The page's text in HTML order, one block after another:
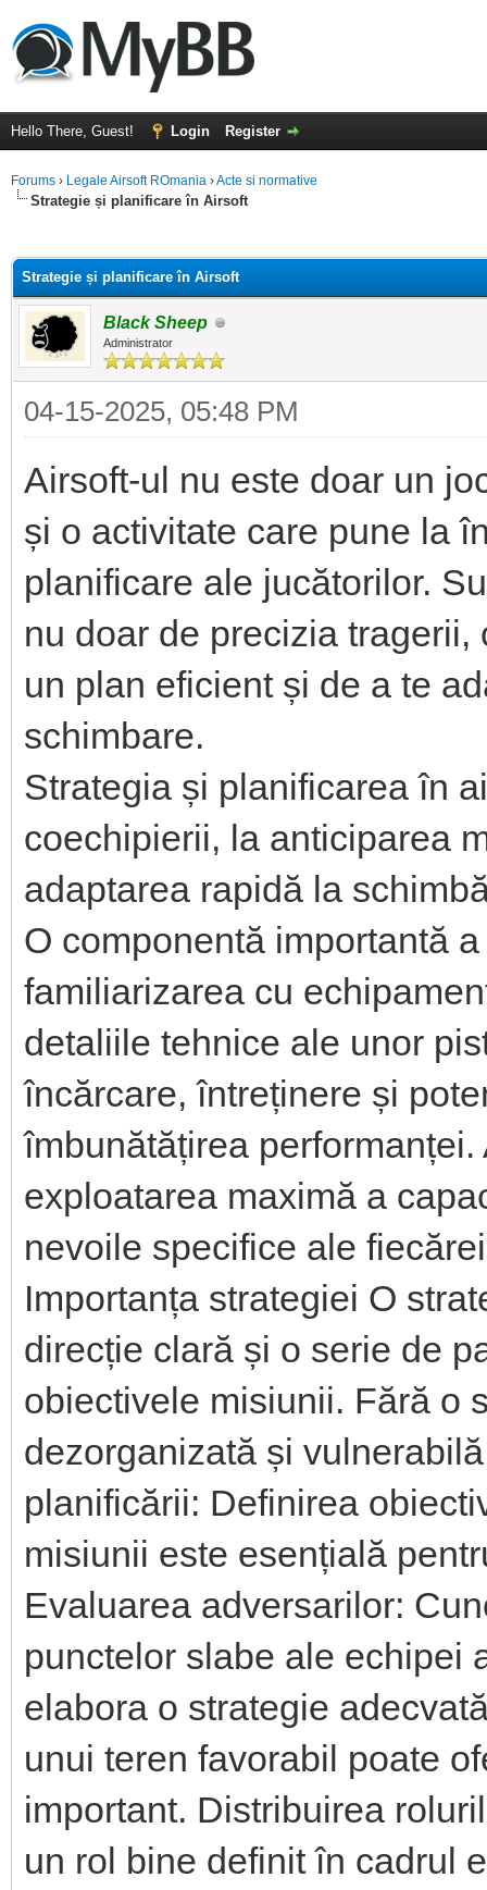
Hello There, Guest! Login Register
Forums › Legale Airsoft ROmania ›Acte si normative
Strategie și planificare în Airsoft
Strategie și planificare în Airsoft
Black Sheep
Administrator
04-15-2025, 05:48 PM
Airsoft-ul nu este doar un
și o activitate care pune la
planificare ale jucătorilor.
nu doar de precizia
un plan eficient și de a te
schimbare.
Strategia și planificarea în
coechipierii, la anticiparea
adaptarea rapidă la
O componentă importantă
familiarizarea cu
detaliile tehnice ale unor
încărcare, întreținere și
îmbunătățirea
exploatarea maximă a
nevoile specifice ale
Importanța strategiei O
direcție clară și o serie de
obiectivele misiunii. Fără o
dezorganizată și
planificării: Definirea
misiunii este esențială
Evaluarea adversarilor:
punctelor slabe ale echipei
elabora o strategie
unui teren favorabil poate
important. Distribuirea
un rol bine definit în cadrul